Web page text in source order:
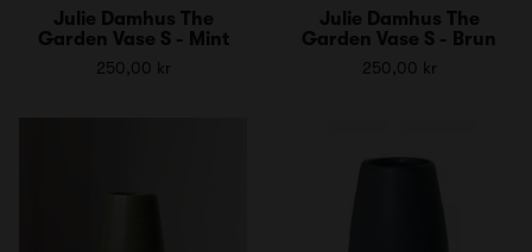
Julie Damhus The
Garden Vase S - Mint
250,00 kr
Julie Damhus The
Garden Vase S - Brun
250,00 kr